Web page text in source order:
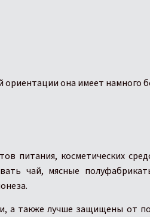
ориентации она имеет
питания, косметических
чай, мясные
а также лучше защищены от